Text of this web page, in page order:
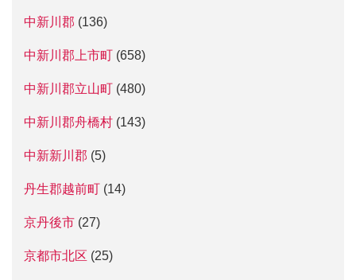
中新川郡 (136)
中新川郡上市町 (658)
中新川郡立山町 (480)
中新川郡舟橋村 (143)
中新新川郡 (5)
丹生郡越前町 (14)
京丹後市 (27)
京都市北区 (25)